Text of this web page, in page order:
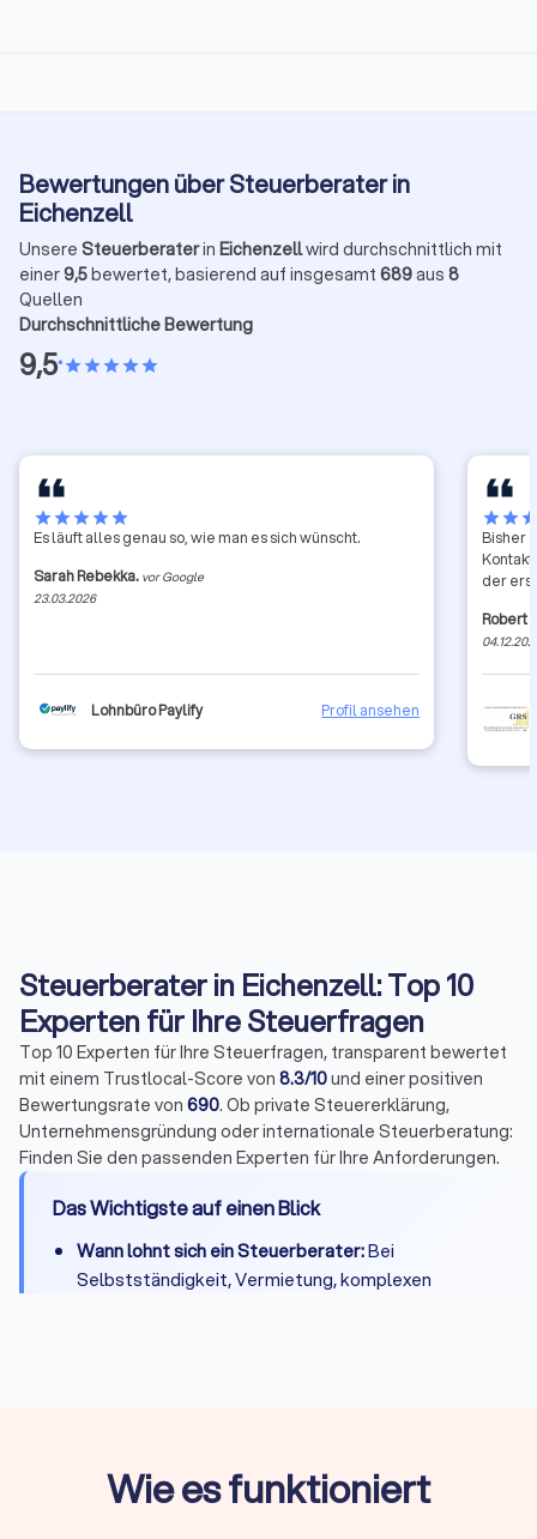
Bewertungen über Steuerberater in
Eichenzell
Unsere Steuerberaterin Eichenzellwird durchschnittlich mit
einer9,5bewertet, basierend auf insgesamt 689aus 8
Quellen
Durchschnittliche Bewertung
9,5•starstarstarstarstar
starstarstarstarstar
Es läuft alles genau so, wie man es sich wünscht.
Sarah Rebekka. vor Google
23.03.2026
Lohnbüro Paylify Profil ansehen
starstar
Bisher
der
Robert
Steuerberater in Eichenzell: Top 10
Experten für Ihre Steuerfragen
Top 10 Experten für Ihre Steuerfragen, transparent bewertet
mit einem Trustlocal-Score von 8.3/10und einer positiven
Bewertungsrate von 690. Ob private Steuererklärung,
Unternehmensgründung oder internationale Steuerberatung:
Finden Sie den passenden Experten für Ihre Anforderungen.
Das Wichtigste auf einen Blick
Wann lohnt sich ein Steuerberater:Bei
Selbstständigkeit, Vermietung, komplexen
Steuerberaterkammer ist Pflicht, Fachberater-
Titel zeigen Spezialisierung
Wie es funktioniert